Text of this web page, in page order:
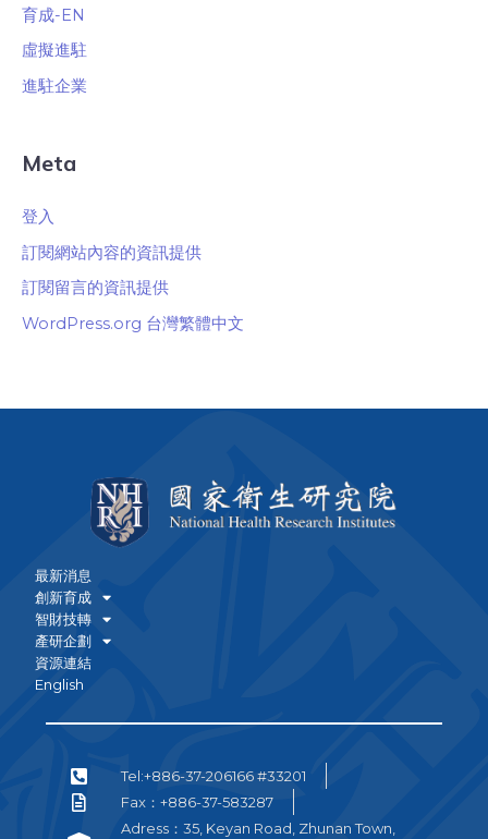
育成-EN
虛擬進駐
進駐企業
Meta
登入
訂閱網站內容的資訊提供
訂閱留言的資訊提供
WordPress.org 台灣繁體中文
最新消息
創新育成
智財技轉
產研企劃
資源連結
English
Tel:+886-37-206166 #33201
Fax：+886-37-583287
Adress：35, Keyan Road, Zhunan Town,